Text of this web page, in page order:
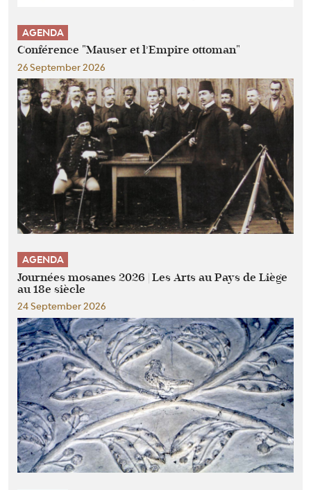
AGENDA
Conférence "Mauser et l’Empire ottoman"
26 September 2026
AGENDA
Journées mosanes 2026 | Les Arts au Pays de Liège
au 18e siècle
24 September 2026